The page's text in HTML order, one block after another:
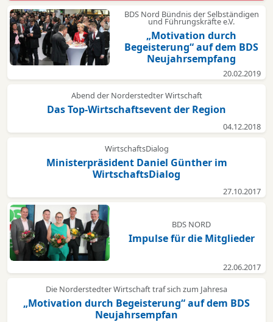
BDS Nord Bündnis der Selbständigen
und Führungskräfte e.V.
„Motivation durch
Begeisterung“ auf dem BDS
Neujahrsempfang
20.02.2019
Abend der Norderstedter Wirtschaft
Das Top-Wirtschaftsevent der Region
04.12.2018
WirtschaftsDialog
Ministerpräsident Daniel Günther im
WirtschaftsDialog
27.10.2017
BDS NORD
Impulse für die Mitglieder
22.06.2017
Die Norderstedter Wirtschaft traf sich zum Jahresa
„Motivation durch Begeisterung“ auf dem BDS
Neujahrsempfan